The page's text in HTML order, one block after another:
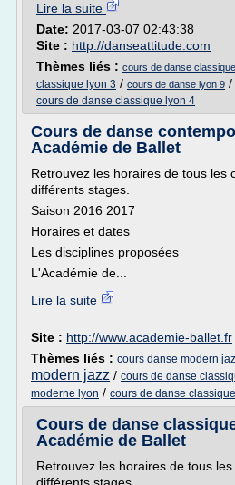
Lire la suite
Date: 2017-03-07 02:43:38
Site : http://danseattitude.com
Thèmes liés : cours de danse
classique lyon 3 / cours de danse lyon 9 /
cours de danse classique lyon 4
Cours de danse
Académie de Ballet
Retrouvez les horaires de tous les
différents stages.
Saison 2016 2017
Horaires et dates
Les disciplines proposées
L'Académie de...
Lire la suite
Site : http://www.academie-ballet.fr
Thèmes liés : cours danse modern
modern jazz / cours de danse
moderne lyon / cours de danse
Cours de danse
Académie de Ballet
Retrouvez les horaires de tous